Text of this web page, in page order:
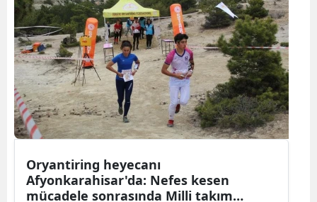
Oryantiring heyecanı
Afyonkarahisar'da: Nefes kesen
mücadele sonrasında Milli takım